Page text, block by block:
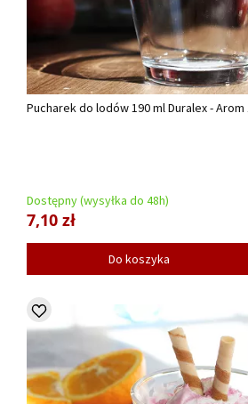
Pucharek do lodów 190 ml Duralex - Arom
Dostępny (wysyłka do 48h)
7,10 zł
Do koszyka